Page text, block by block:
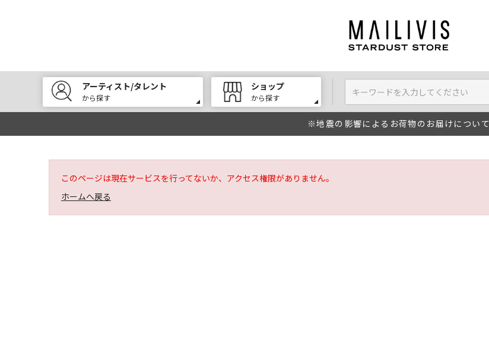
アーティスト/タレント
から探す
ショップ
から探す
※地震の影響によるお荷物のお届けについて
このページは現在サービスを行ってないか、アクセス権限がありません。
ホームへ戻る